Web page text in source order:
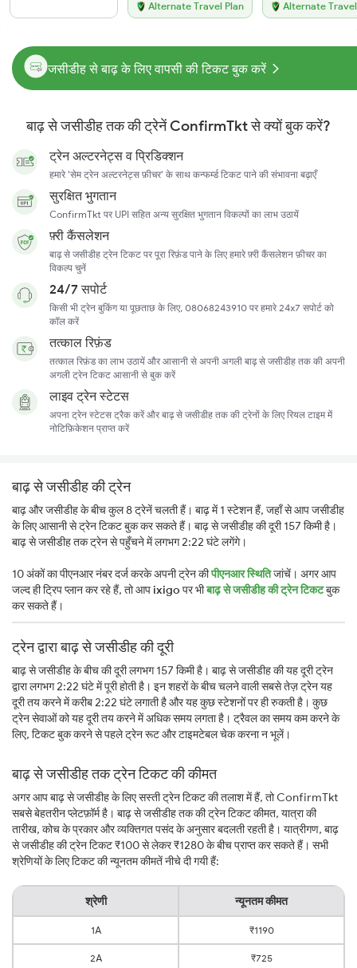
Alternate Travel Plan Alternate
जसीडीह से बाढ़ के लिए वापसी की टिकट बुक करें
बाढ़ से जसीडीह तक की ट्रेनें ConfirmTkt से क्यों बुक करें?
ट्रेन अल्टरनेट्स व प्रिडिक्शन
हमारे 'सेम ट्रेन अल्टरनेट्स फ़ीचर' के साथ कन्फर्म्ड टिकट पाने की संभावना बढ़ाएँ
सुरक्षित भुगतान
ConfirmTkt पर UPI सहित अन्य सुरक्षित भुगतान विकल्पों का लाभ उठायें
फ़्री कैंसलेशन
बाढ़ से जसीडीह ट्रेन टिकट पर पूरा रिफ़ंड पाने के लिए हमारे फ़्री कैंसलेशन फ़ीचर का
विकल्प चुनें
24/7 सपोर्ट
किसी भी ट्रेन बुकिंग या पूछताछ के लिए, 08068243910 पर हमारे 24x7 सपोर्ट को
कॉल करें
तत्काल रिफ़ंड
तत्काल रिफ़ंड का लाभ उठायें और आसानी से अपनी अगली बाढ़ से जसीडीह तक की अपनी
अगली ट्रेन टिकट आसानी से बुक करें
लाइव ट्रेन स्टेटस
अपना ट्रेन स्टेटस ट्रैक करें और बाढ़ से जसीडीह तक की ट्रेनों के लिए रियल टाइम में
नोटिफ़िकेशन प्राप्त करें
बाढ़ से जसीडीह की ट्रेन
बाढ़ और जसीडीह के बीच कुल 8 ट्रेनें चलती हैं। बाढ़ में 1 स्टेशन हैं, जहाँ से आप जसीडीह
के लिए आसानी से ट्रेन टिकट बुक कर सकते हैं। बाढ़ से जसीडीह की दूरी 157 किमी है।
बाढ़ से जसीडीह तक ट्रेन से पहुँचने में लगभग 2:22 घंटे लगेंगे।
10 अंकों का पीएनआर नंबर दर्ज करके अपनी ट्रेन कीपीएनआर स्थितिजांचें। अगर आप
जल्द ही ट्रिप प्लान कर रहे हैं, तो आपixigoपर भीबाढ़ से जसीडीह की ट्रेन टिकटबुक
कर सकते हैं।
ट्रेन द्वारा बाढ़ से जसीडीह की दूरी
बाढ़ से जसीडीह के बीच की दूरी लगभग 157 किमी है। बाढ़ से जसीडीह की यह दूरी ट्रेन
द्वारा लगभग 2:22 घंटे में पूरी होती है। इन शहरों के बीच चलने वाली सबसे तेज़ ट्रेन यह
दूरी तय करने में करीब 2:22 घंटे लगाती है और यह कुछ स्टेशनों पर ही रुकती है। कुछ
ट्रेन सेवाओं को यह दूरी तय करने में अधिक समय लगता है। ट्रैवल का समय कम करने के
लिए, टिकट बुक करने से पहले ट्रेन रूट और टाइमटेबल चेक करना न भूलें।
बाढ़ से जसीडीह तक ट्रेन टिकट की कीमत
अगर आप बाढ़ से जसीडीह के लिए सस्ती ट्रेन टिकट की तलाश में हैं, तो ConfirmTkt
सबसे बेहतरीन प्लेटफ़ॉर्म है। बाढ़ से जसीडीह तक की ट्रेन टिकट कीमत, यात्रा की
तारीख, कोच के प्रकार और व्यक्तिगत पसंद के अनुसार बदलती रहती है। यात्रीगण, बाढ़
से जसीडीह की ट्रेन टिकट ₹100 से लेकर ₹1280 के बीच प्राप्त कर सकते हैं। सभी
श्रेणियों के लिए टिकट की न्यूनतम कीमतें नीचे दी गयी हैं:
श्रेणी न्यूनतम कीमत
1A ₹1190
2A ₹725